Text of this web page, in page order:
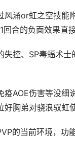
涌or虹之空技能
合的负面效果直接
失控、SP毒蝠术
AOE伤害等没
好胸弟对骁浪驭虹
的当前环境，功